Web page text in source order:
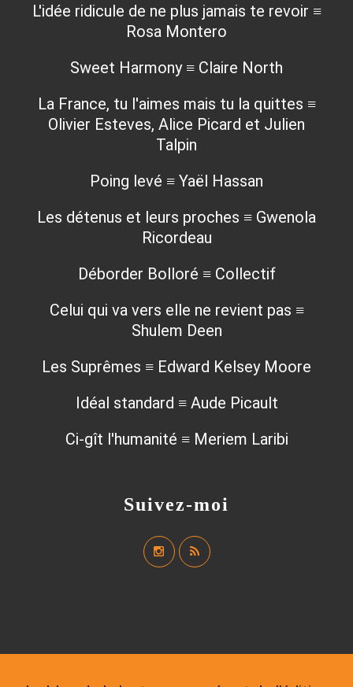
Suivez-moi
L'idée ridicule de ne plus jamais te revoir ≡
Rosa Montero
Sweet Harmony ≡ Claire North
La France, tu l'aimes mais tu la quittes ≡
Olivier Esteves, Alice Picard et Julien
Talpin
Poing levé ≡ Yaël Hassan
Les détenus et leurs proches ≡ Gwenola
Ricordeau
Déborder Bolloré ≡ Collectif
Celui qui va vers elle ne revient pas ≡
Shulem Deen
Les Suprêmes ≡ Edward Kelsey Moore
Idéal standard ≡ Aude Picault
Ci-gît l'humanité ≡ Meriem Laribi